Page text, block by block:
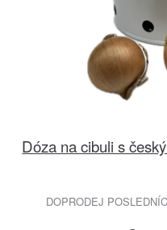
Dóza na cibuli s
DOPRODEJ